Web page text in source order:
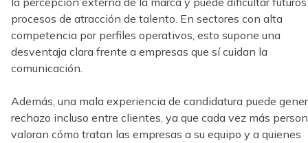
procesos de atracción de talento. En sectores con alta
competencia por perfiles operativos, esto supone una
desventaja clara frente a empresas que sí cuidan la
comunicación.
Además, una mala experiencia de candidatura puede
rechazo incluso entre clientes, ya que cada vez más
valoran cómo tratan las empresas a su equipo y a quienes